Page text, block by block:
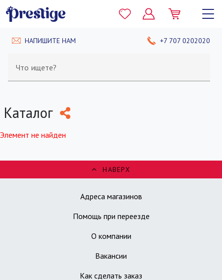
НАПИШИТЕ НАМ +7 707 0202020
Что ищете?
Каталог
Элемент не найден
НАВЕРХ
Адреса магазинов
Помощь при переезде
О компании
Вакансии
Как сделать заказ